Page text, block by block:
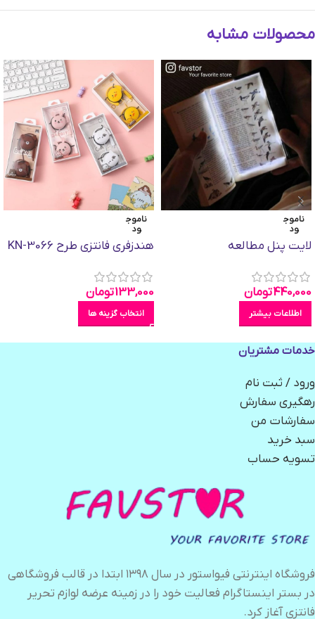
محصولات مشابه
ناموج
ود
لایت پنل مطالعه
440,000تومان
اطلاعات بیشتر
ناموج
ود
هندزفری فانتزی طرح KN-3066
133,000تومان
انتخاب گزینه ها
خدمات مشتریان
ورود / ثبت نام
رهگیری سفارش
سفارشات من
سبد خرید
تسویه حساب
فروشگاه اینترنتی فیواستور در سال ۱۳۹۸ ابتدا در قالب فروشگاهی
در بستر اینستاگرام فعالیت خود را در زمینه عرضه لوازم تحریر
فانتزی آغاز کرد.